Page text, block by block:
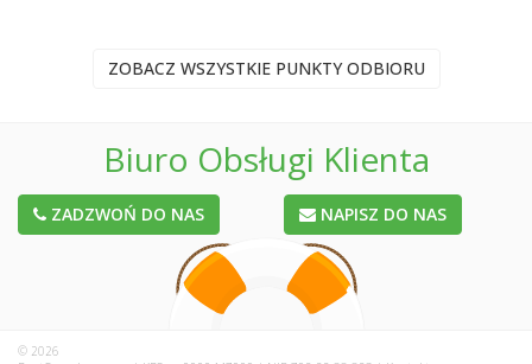
ZOBACZ WSZYSTKIE PUNKTY ODBIORU
Biuro Obsługi Klienta
ZADZWOŃ DO NAS NAPISZ DO NAS
© 2026